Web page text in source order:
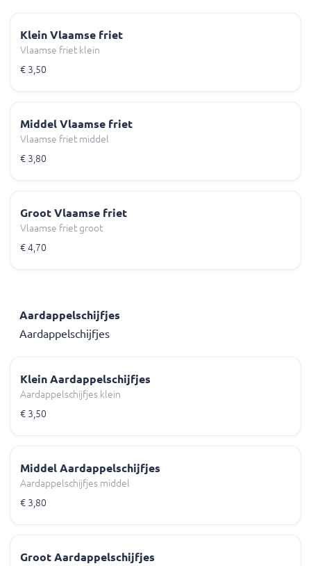
Klein Vlaamse friet
Vlaamse friet klein
€ 3,50
Middel Vlaamse friet
Vlaamse friet middel
€ 3,80
Groot Vlaamse friet
Vlaamse friet groot
€ 4,70
Aardappelschijfjes
Aardappelschijfjes
Klein Aardappelschijfjes
Aardappelschijfjes klein
€ 3,50
Middel Aardappelschijfjes
Aardappelschijfjes middel
€ 3,80
Groot Aardappelschijfjes